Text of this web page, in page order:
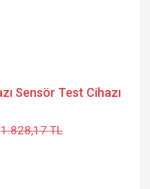
Sensör Test Cihazı
1.828,17 TL